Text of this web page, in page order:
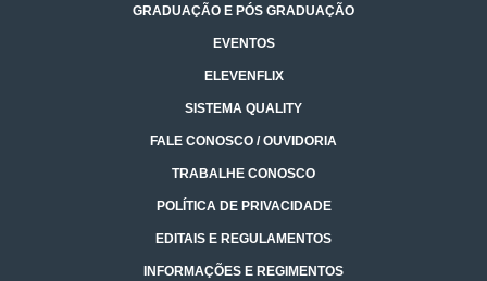
GRADUAÇÃO E PÓS GRADUAÇÃO
EVENTOS
ELEVENFLIX
SISTEMA QUALITY
FALE CONOSCO / OUVIDORIA
TRABALHE CONOSCO
POLÍTICA DE PRIVACIDADE
EDITAIS E REGULAMENTOS
INFORMAÇÕES E REGIMENTOS